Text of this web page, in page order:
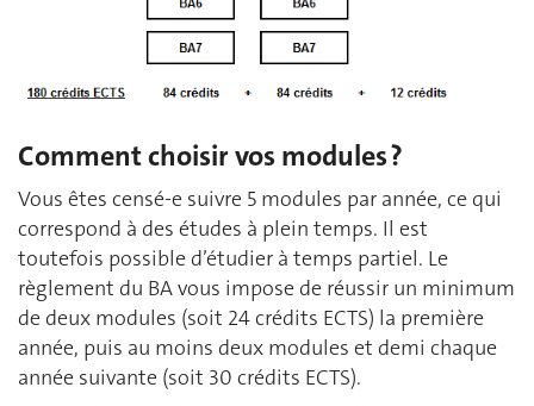
Comment choisir vos modules ?
Vous êtes censé-e suivre 5 modules par année, ce qui
correspond à des études à plein temps. Il est
toutefois possible d’étudier à temps partiel. Le
règlement du BA vous impose de réussir un minimum
de deux modules (soit 24 crédits ECTS) la première
année, puis au moins deux modules et demi chaque
année suivante (soit 30 crédits ECTS).